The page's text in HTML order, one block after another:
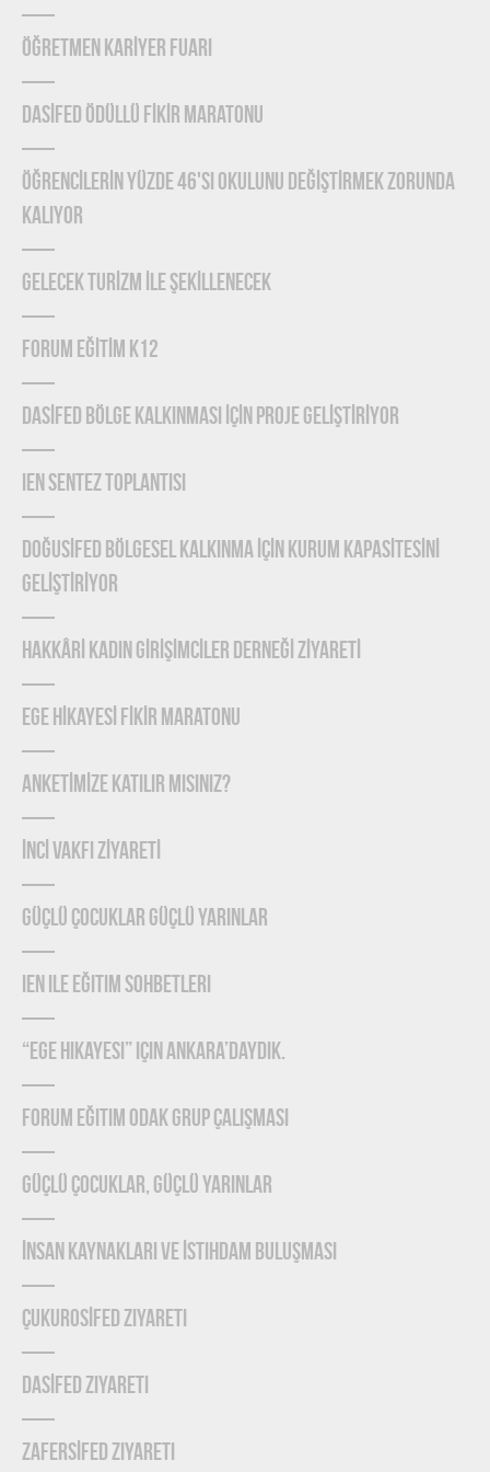
ÖĞRETMEN KARİYER FUARI
DASİFED ÖDÜLLÜ FİKİR MARATONU
ÖĞRENCİLERİN YÜZDE 46'SI OKULUNU DEĞİŞTİRMEK ZORUNDA
KALIYOR
GELECEK TURİZM İLE ŞEKİLLENECEK
FORUM EĞİTİM K12
DASİFED BÖLGE KALKINMASI İÇİN PROJE GELİŞTİRİYOR
IEN Sentez Toplantısı
DOĞUSİFED BÖLGESEL KALKINMA İÇİN KURUM KAPASİTESİNİ
GELİŞTİRİYOR
HAKKÂRİ KADIN GİRİŞİMCİLER DERNEĞİ ZİYARETİ
EGE HİKAYESİ FİKİR MARATONU
ANKETİMİZE KATILIR MISINIZ?
İNCİ VAKFI ZİYARETİ
Güçlü Çocuklar Güçlü Yarınlar
IEN ile Eğitim Sohbetleri
“Ege Hikayesi” için Ankara’daydık.
Forum Eğitim Odak Grup Çalışması
Güçlü Çocuklar, Güçlü Yarınlar
İnsan Kaynakları ve İstihdam Buluşması
ÇUKUROSİFED Ziyareti
DASİFED Ziyareti
ZAFERSİFED Ziyareti